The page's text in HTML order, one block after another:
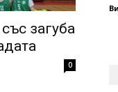
загуба
0